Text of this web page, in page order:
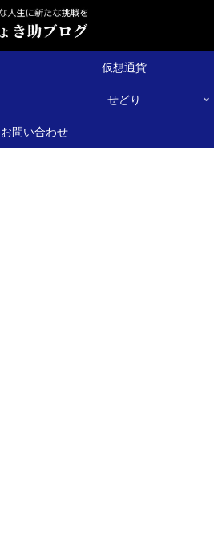
仮想通貨
せどり
お問い合わせ